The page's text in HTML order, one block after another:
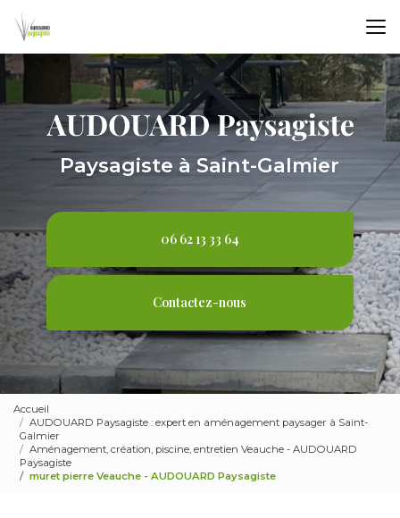
contenu
principal
Paysagiste à Saint-Galmier
06 62 13 33 64
Contactez-nous
Accueil
AUDOUARD Paysagiste : expert en aménagement paysager à Saint-
Galmier
Aménagement, création, piscine, entretien Veauche - AUDOUARD
Paysagiste
muret pierre Veauche - AUDOUARD Paysagiste